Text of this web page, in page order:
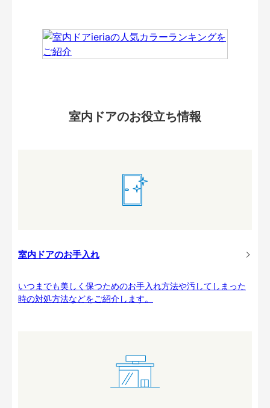
室内ドアのお役立ち情報
室内ドアのお手入れ
いつまでも美しく保つためのお手入れ方法や汚してしまった
時の対処方法などをご紹介します。